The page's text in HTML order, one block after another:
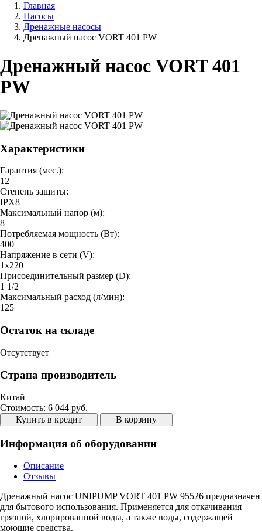
Главная
Насосы
Дренажные насосы
Дренажный насос VORT 401 PW
Дренажный насос VORT 401
PW
Характеристики
Гарантия (мес.):
12
Степень защиты:
IPX8
Максимальный напор (м):
8
Потребляемая мощность (Вт):
400
Напряжение в сети (V):
1х220
Присоединительный размер (D):
1 1/2
Максимальный расход (л/мин):
125
Остаток на складе
Отсутствует
Страна производитель
Китай
Стоимость: 6 044 руб.
Купить в кредит
В корзину
Информация об оборудовании
Описание
Отзывы
Дренажный насос UNIPUMP VORT 401 PW 95526 предназначен
для бытового использования. Применяется для откачивания
грязной, хлорированной воды, а также воды, содержащей
моющие средства.